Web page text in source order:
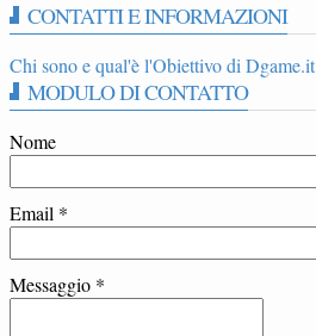
CONTATTI E INFORMAZIONI
Chi sono e qual'è l'Obiettivo di Dgame.it
MODULO DI CONTATTO
Nome
Email *
Messaggio *